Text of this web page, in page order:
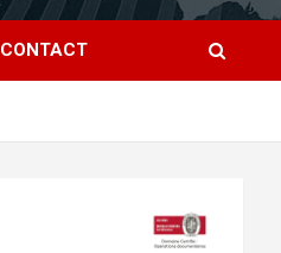
CONTACT